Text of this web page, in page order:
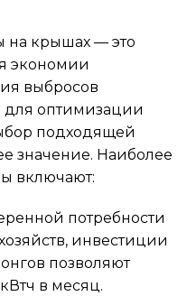
на крышах — это
экономии
выбросов
для оптимизации
подходящей
значение. Наиболее
включают:
потребности
инвестиции
позволяют
в месяц.